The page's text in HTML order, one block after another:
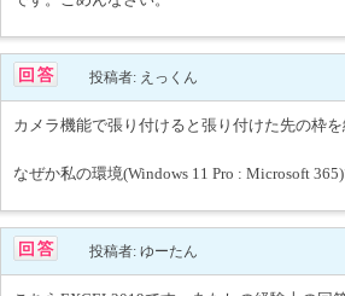
投稿者: えっくん
カメラ機能で張り付けると張り付けた先の枠
なぜか私の環境(Windows 11 Pro : Microsoft
投稿者: ゆーたん